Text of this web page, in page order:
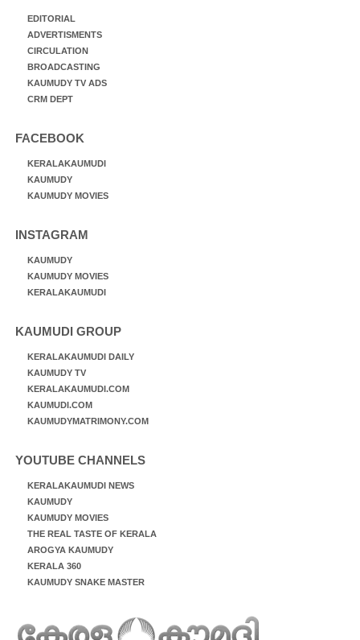
EDITORIAL
ADVERTISMENTS
CIRCULATION
BROADCASTING
KAUMUDY TV ADS
CRM DEPT
FACEBOOK
KERALAKAUMUDI
KAUMUDY
KAUMUDY MOVIES
INSTAGRAM
KAUMUDY
KAUMUDY MOVIES
KERALAKAUMUDI
KAUMUDI GROUP
KERALAKAUMUDI DAILY
KAUMUDY TV
KERALAKAUMUDI.COM
KAUMUDI.COM
KAUMUDYMATRIMONY.COM
YOUTUBE CHANNELS
KERALAKAUMUDI NEWS
KAUMUDY
KAUMUDY MOVIES
THE REAL TASTE OF KERALA
AROGYA KAUMUDY
KERALA 360
KAUMUDY SNAKE MASTER